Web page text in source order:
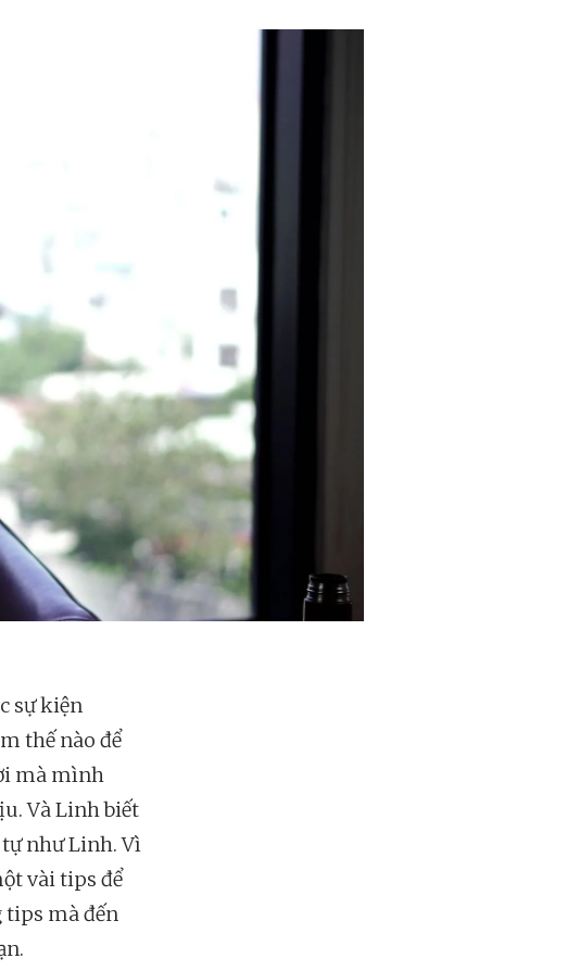
sự kiện
thế nào để
mà mình
Và Linh biết
như Linh. Vì
vài tips để
mà đến